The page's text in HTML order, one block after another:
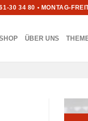
30 34 80 • MONTAG-
ÜBER UNS